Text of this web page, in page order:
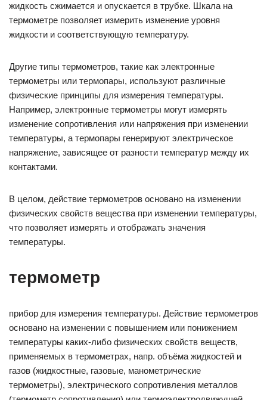
жидкость сжимается и опускается в трубке. Шкала на
термометре позволяет измерить изменение уровня
жидкости и соответствующую температуру.
Другие типы термометров, такие как электронные
термометры или термопары, используют различные
физические принципы для измерения температуры.
Например, электронные термометры могут измерять
изменение сопротивления или напряжения при изменении
температуры, а термопары генерируют электрическое
напряжение, зависящее от разности температур между их
контактами.
В целом, действие термометров основано на изменении
физических свойств вещества при изменении температуры,
что позволяет измерять и отображать значения
температуры.
термометр
прибор для измерения температуры. Действие термометров
основано на изменении с повышением или понижением
температуры каких-либо физических свойств веществ,
применяемых в термометрах, напр. объёма жидкостей и
газов (жидкостные, газовые, манометрические
термометры), электрического сопротивления металлов